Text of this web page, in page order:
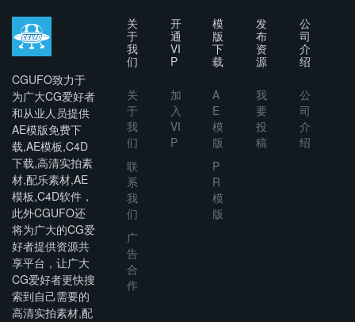
CGUFO致力于
为广大CG爱好者
和从业人员提供
AE模版免费下
载,AE模板,C4D
下载,高清实拍素
材,配乐素材,AE
模板,C4D软件，
此外CGUFO还
将为广大的CG爱
好者提供资源共
享平台，让广大
CG爱好者更快搜
索到自己需要的
高清实拍素材,配
关
于
我
们
关
于
我
们
联
系
我
们
广
告
合
作
开
通
VI
P
加
入
VI
P
模
版
下
载
A
E
模
版
P
R
模
版
发
布
资
源
我
要
投
稿
公
司
介
绍
公
司
介
绍